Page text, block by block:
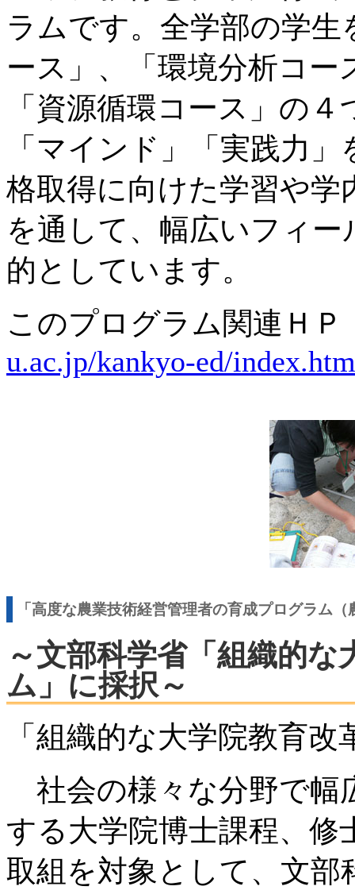
ラムです。全学部の学
ース」、「環境分析コー
「資源循環コース」の
「マインド」「実践力
格取得に向けた学習や
を通して、幅広いフィ
的としています。
このプログラム関連Ｈ
u.ac.jp/kankyo-ed/
「高度な農業技術経営管理者の育成プログラム
～文部科学省「組織的
ム」に採択～
「組織的な大学院教育
社会の様々な分野で幅
する大学院博士課程、修
取組を対象として、文部